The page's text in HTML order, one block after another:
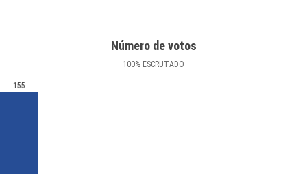
Número de votos
100% ESCRUTADO
155